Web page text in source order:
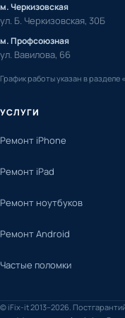
УСЛУГИ
Ремонт iPhone
Ремонт iPad
Ремонт ноутбуков
Ремонт Android
Частые поломки
м. Черкизовская
ул. Б. Черкизовская, 30Б
м. Профсоюзная
ул. Вавилова, 66
График работы указан в разделе
© iFix-it 2013–2026.